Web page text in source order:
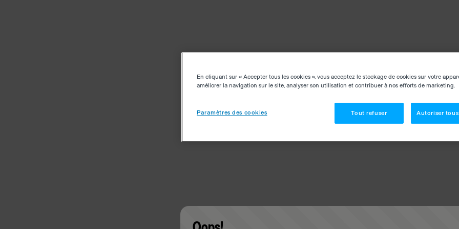
En cliquant sur « Accepter tous les cookies », vous acceptez le stockage de cookies sur votre
améliorer la navigation sur le site, analyser son utilisation et contribuer à nos efforts de marketing.
Paramètres des cookies Tout refuser Autoriser